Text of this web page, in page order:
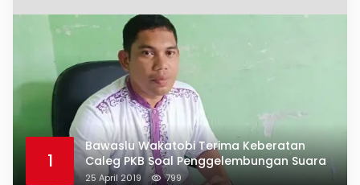
1
Bawaslu Wakatobi Terima Keberatan
Caleg PKB Soal Penggelembungan Suara
25 April 2019 799